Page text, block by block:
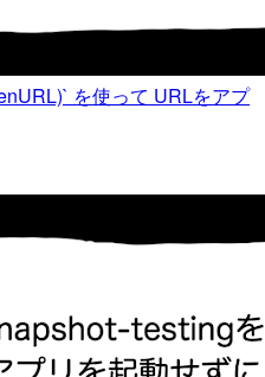
を使って URLをアプ